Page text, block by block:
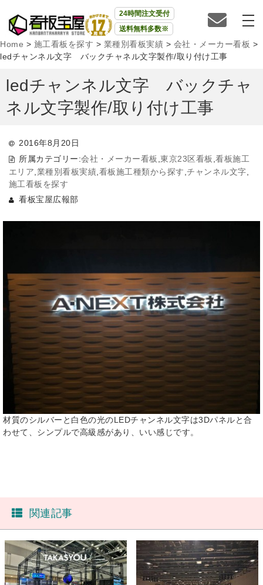
24時間注文受付
送料無料多数※
Home > 施工看板を探す > 業種別看板実績 > 会社・メーカー看板 >
ledチャンネル文字 バックチャネル文字製作/取り付け工事
ledチャンネル文字 バックチャ
ネル文字製作/取り付け工事
2016年8月20日
所属カテゴリー:会社・メーカー看板 ,東京23区看板 ,看板施工
エリア 業種別看板実績 看板施工種類から探す チャンネル文字
施工看板を探す
看板宝屋広報部
材質のシルバーと白色の光のLEDチャンネル文字は3Dパネルと合
わせて、シンプルで高級感があり、いい感じです。
関連記事